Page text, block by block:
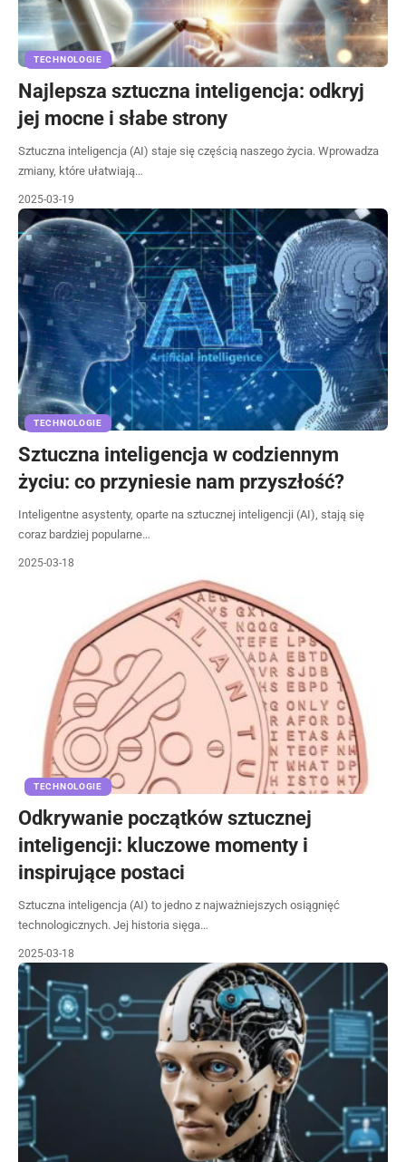
TECHNOLOGIE
Najlepsza sztuczna inteligencja: odkryj
jej mocne i słabe strony
Sztuczna inteligencja (AI) staje się częścią naszego życia. Wprowadza
zmiany, które ułatwiają…
2025-03-19
TECHNOLOGIE
Sztuczna inteligencja w codziennym
życiu: co przyniesie nam przyszłość?
Inteligentne asystenty, oparte na sztucznej inteligencji (AI), stają się
coraz bardziej popularne…
2025-03-18
TECHNOLOGIE
Odkrywanie początków sztucznej
inteligencji: kluczowe momenty i
inspirujące postaci
Sztuczna inteligencja (AI) to jedno z najważniejszych osiągnięć
technologicznych. Jej historia sięga…
2025-03-18